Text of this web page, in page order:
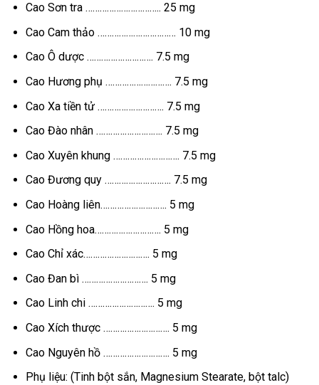
Cao Sơn tra ………………………….. 25 mg
Cao Cam thảo …………………………… 10 mg
Cao Ô dược ………………………. 7.5 mg
Cao Hương phụ ………………………. 7.5 mg
Cao Xa tiền tử ………………………. 7.5 mg
Cao Đào nhân ………………………. 7.5 mg
Cao Xuyên khung ………………………. 7.5 mg
Cao Đương quy ………………………. 7.5 mg
Cao Hoàng liên………………………. 5 mg
Cao Hồng hoa………………………. 5 mg
Cao Chỉ xác………………………. 5 mg
Cao Đan bì ………………………. 5 mg
Cao Linh chi ………………………. 5 mg
Cao Xích thược ………………………. 5 mg
Cao Nguyên hồ ………………………. 5 mg
Phụ liệu: (Tinh bột sắn, Magnesium Stearate, bột talc)